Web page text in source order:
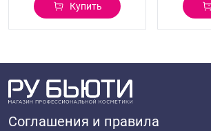
Купить
Соглашения и правила